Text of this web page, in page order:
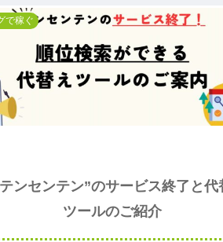
で稼ぐ
ンセンテン”のサービス終了と代
ツールのご紹介